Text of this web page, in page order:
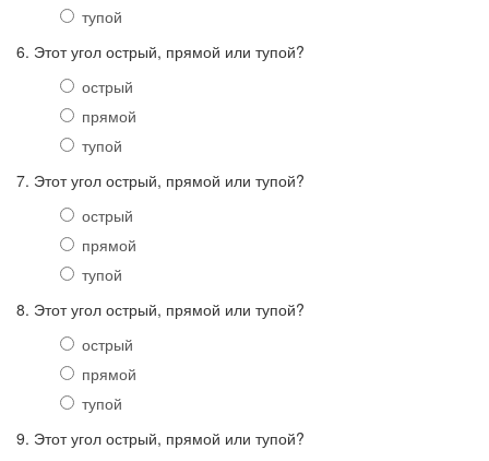
тупой
6. Этот угол острый, прямой или тупой?
острый
прямой
тупой
7. Этот угол острый, прямой или тупой?
острый
прямой
тупой
8. Этот угол острый, прямой или тупой?
острый
прямой
тупой
9. Этот угол острый, прямой или тупой?